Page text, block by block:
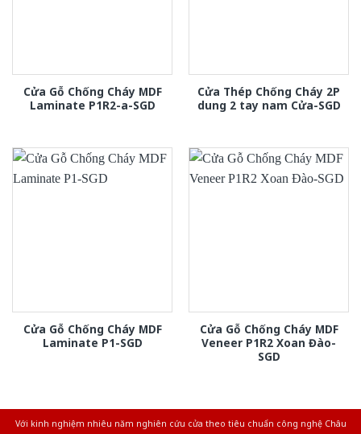
Cửa Gỗ Chống Cháy MDF
Laminate P1R2-a-SGD
Cửa Thép Chống Cháy 2P
dung 2 tay nam Cửa-SGD
Cửa Gỗ Chống Cháy MDF
Laminate P1-SGD
Cửa Gỗ Chống Cháy MDF
Veneer P1R2 Xoan Đào-
SGD
Với kinh nghiệm nhiêu năm nghiên cứu cửa theo tiêu chuẩn công nghệ Châu